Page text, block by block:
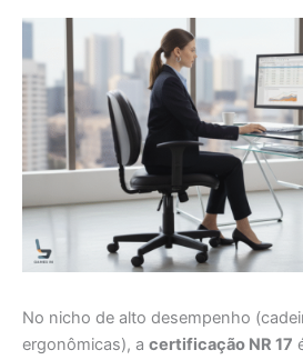
No nicho de alto desempenho
ergonômicas), a certificação NR 17